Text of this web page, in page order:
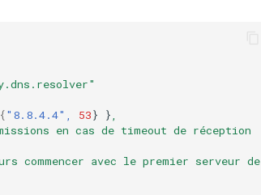
{"8.8.4.4", 53} }
en cas de timeout de réception
commencer avec le premier serveur de